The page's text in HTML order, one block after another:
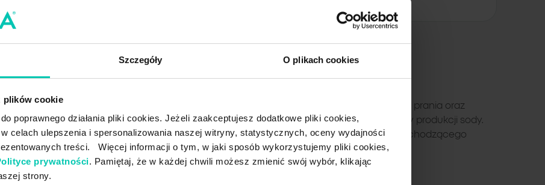
Szczegóły O plikach cookies
plików cookie
poprawnego działania pliki cookies. Jeżeli zaakceptujesz dodatkowe pliki cookies,
celach ulepszenia i spersonalizowania naszej witryny, statystycznych, oceny wydajności
treści. Więcej informacji o tym, w jaki sposób wykorzystujemy pliki cookies,
prywatności. Pamiętaj, że w każdej chwili możesz zmienić swój wybór, klikając
strony.
O produkcie
Sól przemysłowa stanowi jeden ze składników produkcji detergentów, proszków do prania oraz
barwników. Znajduje również szerokie zastosowanie w procesie elektrolizy oraz przy produkcji sody.
Sól przemysłowa podobnie jak sól spożywcza produkowana jest z roztworu soli pochodzącego
z mokrej eksploatacji naturalnych złóż soli kamiennej.
Cena Soli Przemysłowej dostępna w hurtowniach produktów B2B